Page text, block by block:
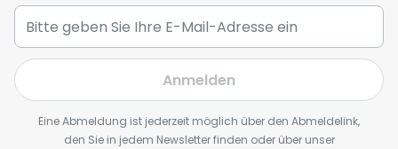
Anmelden
Eine Abmeldung ist jederzeit möglich über den Abmeldelink,
den Sie in jedem Newsletter finden oder über unser